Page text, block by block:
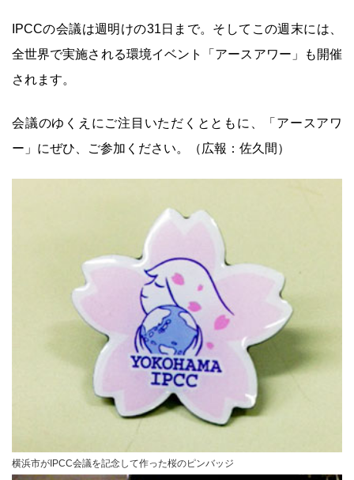
IPCCの会議は週明けの31日まで。そしてこの週末には、
全世界で実施される環境イベント「アースアワー」も開催
されます。
会議のゆくえにご注目いただくとともに、「アースアワ
ー」にぜひ、ご参加ください。（広報：佐久間）
横浜市がIPCC会議を記念して作った桜のピンバッジ